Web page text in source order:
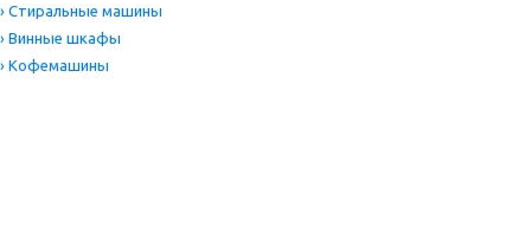
› Стиральные машины
› Винные шкафы
› Кофемашины